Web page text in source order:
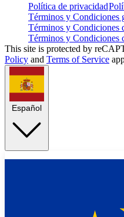
Política de privacidad
Términos y Condiciones
Términos y Condiciones
Términos y Condiciones
This site is protected by
Policy and Terms of Service
Español